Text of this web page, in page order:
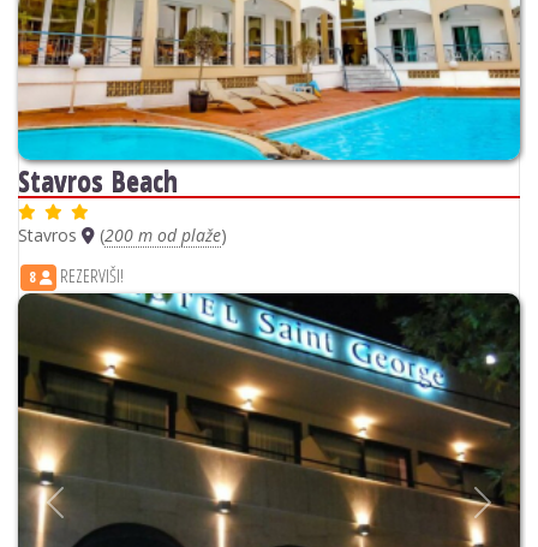
Stavros Beach
Stavros (200 m od plaže)
8 REZERVIŠI!
Previous Next